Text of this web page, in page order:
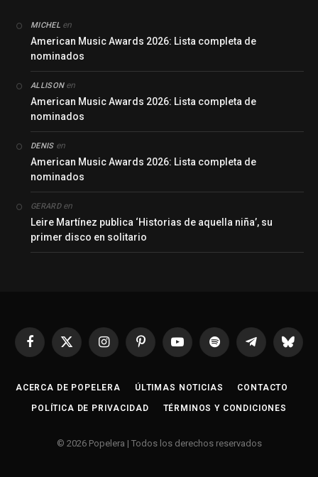
MICHEL en
American Music Awards 2026: Lista completa de
nominados
ALLISONen
American Music Awards 2026: Lista completa de
nominados
DENISen
American Music Awards 2026: Lista completa de
nominados
GERARDen
Leire Martínez publica ‘Historias de aquella niña’, su
primer disco en solitario
Facebook
X
InstagramPinterestYouTubeSpotify Telegrama
ACERCA DE POPELERA ÚLTIMAS NOTICIAS CONTACTO
POLÍTICA DE PRIVACIDAD TÉRMINOS Y CONDICIONES
© 2026 Popelera | Todos los derechos reservados